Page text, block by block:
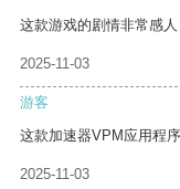
这款游戏的剧情非常感人
2025-11-03
游客
这款加速器VPM应用程
2025-11-03